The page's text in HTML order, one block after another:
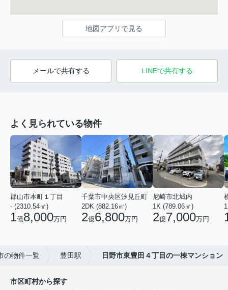
地図アプリで見る
メールで共有する LINEで共有する
よく見られている物件
郡山市本町１丁目
- (2310.54㎡)
1億8,000万円
千葉市中央区汐見丘町
2DK (882.16㎡)
2億6,800万円
尼崎市北城内
1K (789.06㎡)
2億7,000万円
の物件一覧 豊田駅 日野市東豊田４丁目の一棟マンション
市区町村から探す